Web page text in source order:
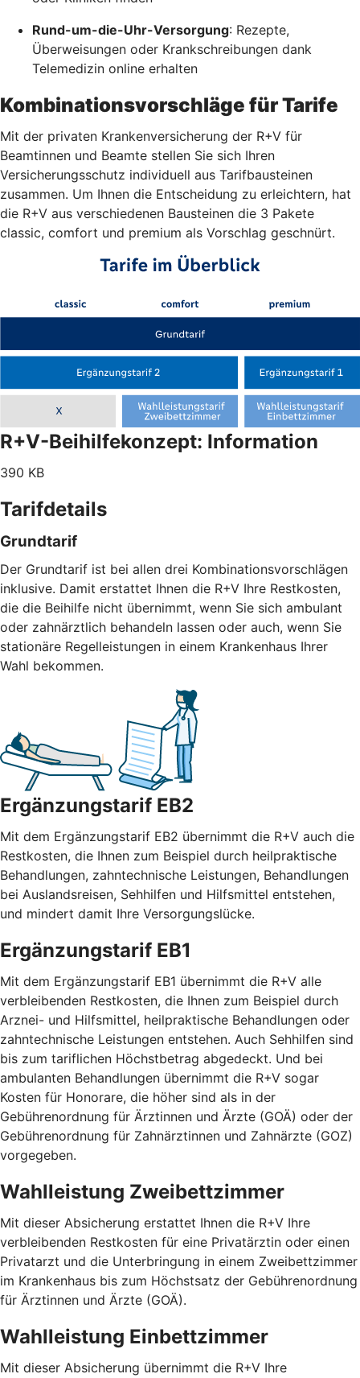
Rund-um-die-Uhr-Versorgung: Rezepte,
Überweisungen oder Krankschreibungen dank
Telemedizin online erhalten
Kombinationsvorschläge für Tarife
Mit der privaten Krankenversicherung der R+V für
Beamtinnen und Beamte stellen Sie sich Ihren
Versicherungsschutz individuell aus Tarifbausteinen
zusammen. Um Ihnen die Entscheidung zu erleichtern, hat
die R+V aus verschiedenen Bausteinen die 3 Pakete
classic, comfort und premium als Vorschlag geschnürt.
R+V-Beihilfekonzept: Information
390 KB
Tarifdetails
Grundtarif
Der Grundtarif ist bei allen drei Kombinationsvorschlägen
inklusive. Damit erstattet Ihnen die R+V Ihre Restkosten,
die die Beihilfe nicht übernimmt, wenn Sie sich ambulant
oder zahnärztlich behandeln lassen oder auch, wenn Sie
stationäre Regelleistungen in einem Krankenhaus Ihrer
Wahl bekommen.
Ergänzungstarif EB2
Mit dem Ergänzungstarif EB2 übernimmt die R+V auch die
Restkosten, die Ihnen zum Beispiel durch heilpraktische
Behandlungen, zahntechnische Leistungen, Behandlungen
bei Auslandsreisen, Sehhilfen und Hilfsmittel entstehen,
und mindert damit Ihre Versorgungslücke.
Ergänzungstarif EB1
Mit dem Ergänzungstarif EB1 übernimmt die R+V alle
verbleibenden Restkosten, die Ihnen zum Beispiel durch
Arznei- und Hilfsmittel, heilpraktische Behandlungen oder
zahntechnische Leistungen entstehen. Auch Sehhilfen sind
bis zum tariflichen Höchstbetrag abgedeckt. Und bei
ambulanten Behandlungen übernimmt die R+V sogar
Kosten für Honorare, die höher sind als in der
Gebührenordnung für Ärztinnen und Ärzte (GOÄ) oder der
Gebührenordnung für Zahnärztinnen und Zahnärzte (GOZ)
vorgegeben.
Wahlleistung Zweibettzimmer
Mit dieser Absicherung erstattet Ihnen die R+V Ihre
verbleibenden Restkosten für eine Privatärztin oder einen
Privatarzt und die Unterbringung in einem Zweibettzimmer
im Krankenhaus bis zum Höchstsatz der Gebührenordnung
für Ärztinnen und Ärzte (GOÄ).
Wahlleistung Einbettzimmer
Mit dieser Absicherung übernimmt die R+V Ihre